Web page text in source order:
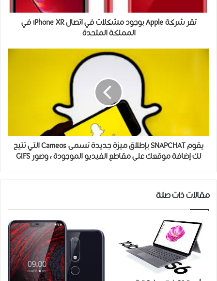
تقر شركة Apple بوجود مشكلات في اتصال iPhone XR في
المملكة المتحدة
يقوم SNAPCHAT بإطلاق ميزة جديدة تسمى Cameos التي تتيح
لك إضافة موقعك على مقاطع الفيديو الموجودة ، وصور GIFS
مقالات ذات صلة